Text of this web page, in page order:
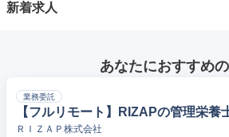
新着求人
あなたにおすすめ
業務委託
【フルリモート】RIZAPの管理栄養
ＲＩＺＡＰ株式会社